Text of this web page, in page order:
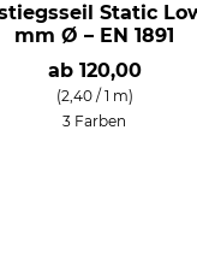
Static
mm Ø – EN 1891
ab 120,00
(2,40 / 1 m)
3 Farben